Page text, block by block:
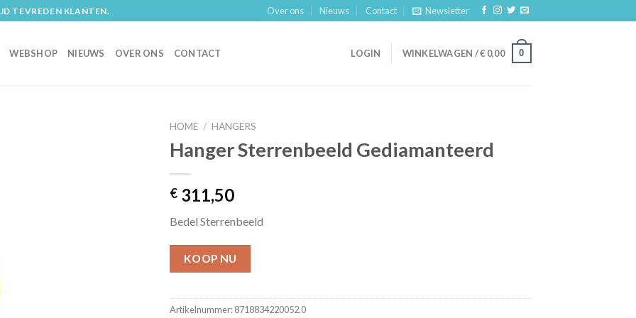
TEVREDEN KLANTEN. Over ons Nieuws Contact Newsletter
WEBSHOP NIEUWS OVER ONS CONTACT LOGIN WINKELWAGEN /€ 0,00 0
HOME / HANGERS
Hanger Sterrenbeeld Gediamanteerd
€ 311,50
Bedel Sterrenbeeld
KOOP NU
Artikelnummer:8718834220052.0